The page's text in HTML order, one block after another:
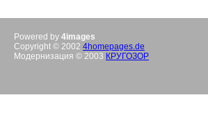
Powered by 4images
Copyright © 2002 4homepages.de
Модернизация © 2003 КРУГОЗОР